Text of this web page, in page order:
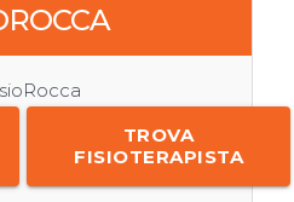
TROVA
FISIOTERAPISTA